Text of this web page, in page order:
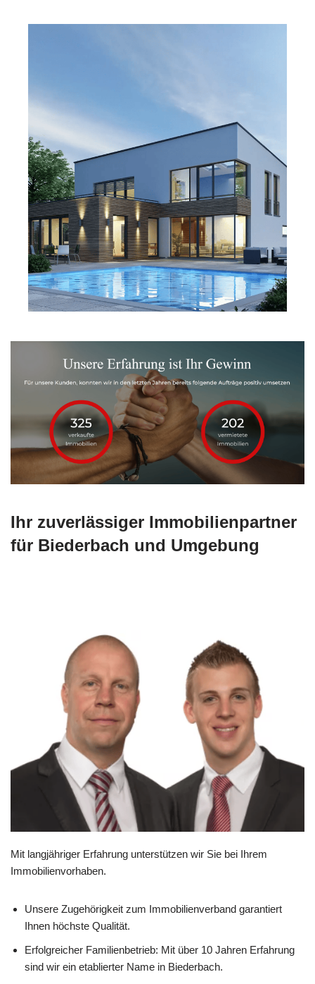
Ihr zuverlässiger Immobilienpartner
für Biederbach und Umgebung
Mit langjähriger Erfahrung unterstützen wir Sie bei Ihrem
Immobilienvorhaben.
Unsere Zugehörigkeit zum Immobilienverband garantiert
Ihnen höchste Qualität.
Erfolgreicher Familienbetrieb: Mit über 10 Jahren Erfahrung
sind wir ein etablierter Name in Biederbach.